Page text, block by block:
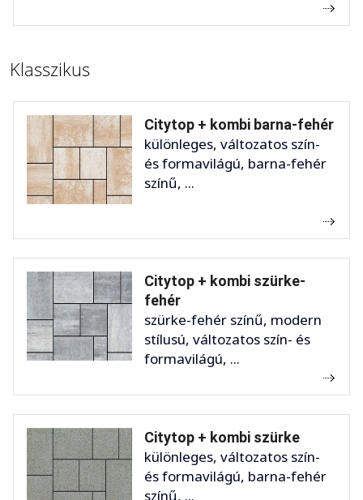
Klasszikus
Citytop + kombi barna-fehér
különleges, változatos szín-
és formavilágú, barna-fehér
színű, ...
Citytop + kombi szürke-
fehér
szürke-fehér színű, modern
stílusú, változatos szín- és
formavilágú, ...
Citytop + kombi szürke
különleges, változatos szín-
és formavilágú, barna-fehér
színű, ...